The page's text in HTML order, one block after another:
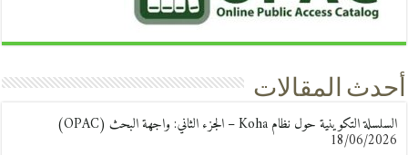
أحدث المقالات
السلسلة التكوينية حول نظام Koha – الجزء الثاني: واجهة البحث (OPAC)
18/06/2026